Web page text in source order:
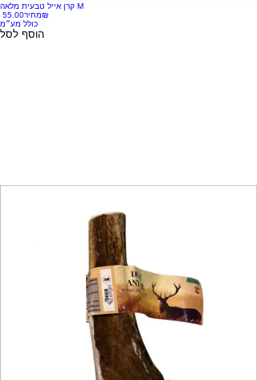
קרן אייל טבעית מלאה M
מחיר‏55.00 ‏₪
כולל מע״מ
הוסף לסל